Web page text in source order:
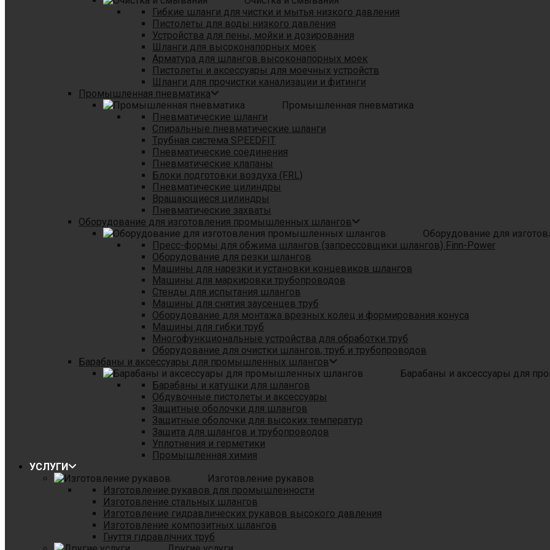
Гибкие шланги для чистки и мытья низкого давления
Пистолеты для воды низкого давления
Устройства для пены, мойки и дозирования
Шланги для высоконапорных моек
Арматура для шлангов высоконапорных моек
Пистолеты и аксессуары для моечных устройств
Шланги для прочистки канализации и фитинги
Промышленная пневматика
Промышленная пневматика
Пневматические шланги
Спиральные пневматические шланги
Tрубная система SPEEDFIT
Пневматические соединения
Пневматические клапаны
Блоки подготовки воздуха (FRL)
Пневматические цилиндры
Вращающиеся цилиндры
Пневматические захваты
Оборудование для изготовления промышленных шлангов
Оборудование для
Пресс-формы для обжима шлангов (запрессовщики шлангов) Finn-Power
Оборудование для резки шлангов
Машины для нарезки и установки концевиков шлангов
Машины для маркировки трубопроводов
Стенды для испытания шлангов
Машины для снятия заусенцев труб
Оборудование для монтажа врезных колец и формирования конуса
Машины для гибки труб
Многофункциональные устройства для обработки труб
Оборудование для очистки шлангов, труб и трубопроводов
Барабаны и аксессуары для промышленных шлангов
Барабаны и аксессуары для
Барабаны и катушки для шлангов
Обдувочные пистолеты и аксессуары
Защитные оболочки для шлангов
Защитные оболочки для высоких температур
Защита для шлангов и трубопроводов
Уплотнения и герметики
Промышленная химия
УСЛУГИ
Изготовление рукавов
Изготовление рукавов для промышленности
Изготовление стальных шлангов
Изготовление гидравлических рукавов высокого давления
Изготовление композитных шлангов
Гнуття гідравлічних труб